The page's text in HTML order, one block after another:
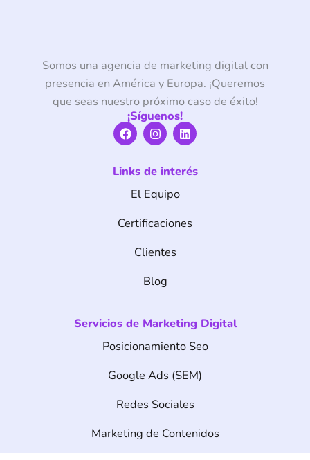
Somos una agencia de marketing digital con
presencia en América y Europa. ¡Queremos
que seas nuestro próximo caso de éxito!
¡Síguenos!
F
a
c
b
I
n
s
a
r
m
L
i
n
k
e
Links de interés
El Equipo
Certificaciones
Clientes
Blog
Servicios de Marketing Digital
Posicionamiento Seo
Google Ads (SEM)
Redes Sociales
Marketing de Contenidos